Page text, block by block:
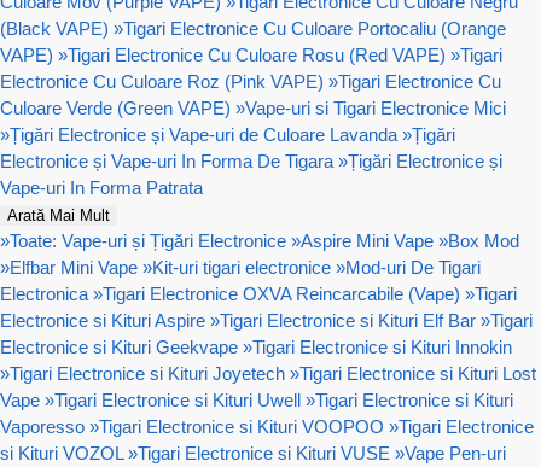
(Black VAPE) »Tigari Electronice Cu Culoare Portocaliu (Orange
VAPE) »Tigari Electronice Cu Culoare Rosu (Red VAPE) »Tigari
Electronice Cu Culoare Roz (Pink VAPE) »Tigari Electronice Cu
Culoare Verde (Green VAPE) »Vape-uri si Tigari Electronice Mici
»Țigări Electronice și Vape-uri de Culoare Lavanda »Țigări
Electronice și Vape-uri In Forma De Tigara »Țigări Electronice și
Vape-uri In Forma Patrata
Arată Mai Mult
»Toate: Vape-uri și Țigări Electronice »Aspire Mini Vape »Box Mod
»Elfbar Mini Vape »Kit-uri tigari electronice »Mod-uri De Tigari
Electronica »Tigari Electronice OXVA Reincarcabile (Vape) »Tigari
Electronice si Kituri Aspire »Tigari Electronice si Kituri Elf Bar »Tigari
Electronice si Kituri Geekvape »Tigari Electronice si Kituri Innokin
»Tigari Electronice si Kituri Joyetech »Tigari Electronice si Kituri Lost
Vape »Tigari Electronice si Kituri Uwell »Tigari Electronice si Kituri
Vaporesso »Tigari Electronice si Kituri VOOPOO »Tigari Electronice
si Kituri VOZOL »Tigari Electronice si Kituri VUSE »Vape Pen-uri